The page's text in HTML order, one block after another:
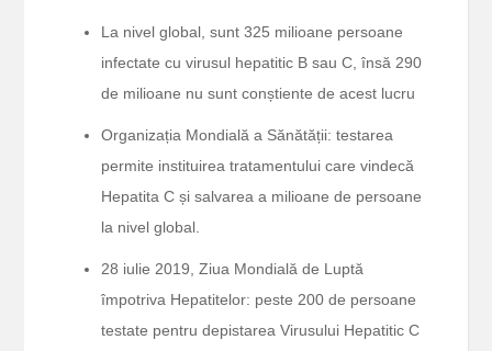
La nivel global, sunt 325 milioane persoane
infectate cu virusul hepatitic B sau C, însă 290
de milioane nu sunt conștiente de acest lucru
Organizația Mondială a Sănătății: testarea
permite instituirea tratamentului care vindecă
Hepatita C și salvarea a milioane de persoane
la nivel global.
28 iulie 2019, Ziua Mondială de Luptă
împotriva Hepatitelor: peste 200 de persoane
testate pentru depistarea Virusului Hepatitic C